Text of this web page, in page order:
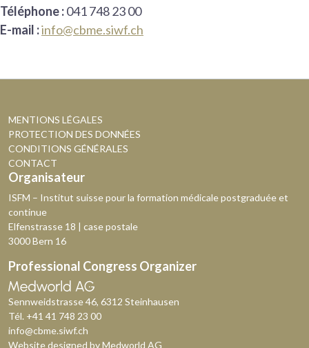
Téléphone :041 748 23 00
E-mail :info@cbme.siwf.ch
MENTIONS LÉGALES
PROTECTION DES DONNÉES
CONDITIONS GÉNÉRALES
CONTACT
Organisateur
ISFM – Institut suisse pour la formation médicale postgraduée et
continue
Elfenstrasse 18 | case postale
3000 Bern 16
Professional Congress Organizer
Sennweidstrasse 46, 6312 Steinhausen
Tél. +41 41 748 23 00
info@cbme.siwf.ch
Website designed byMedworld AG